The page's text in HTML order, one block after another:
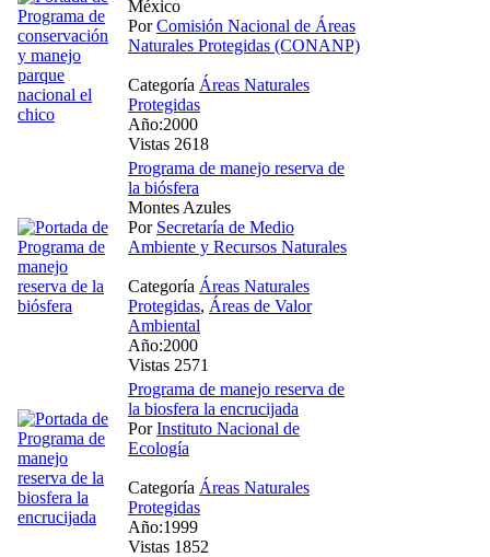
México
PorComisión Nacional de Áreas
Naturales Protegidas (CONANP)
Categoría Áreas Naturales
Protegidas
Año:2000
Vistas 2618
Programa de manejo reserva de
la biósfera
Montes Azules
Por Secretaría de Medio
Ambiente y Recursos Naturales
Categoría Áreas Naturales
Protegidas, Áreas de Valor
Ambiental
Año:2000
Vistas 2571
Programa de manejo reserva de
la biosfera la encrucijada
PorInstituto Nacional de
Ecología
Categoría Áreas Naturales
Protegidas
Año:1999
Vistas 1852